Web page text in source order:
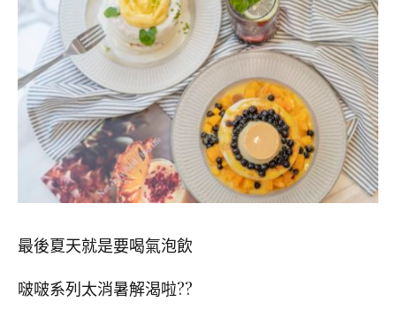
最後夏天就是要喝氣泡飲
啵啵系列太消暑解渴啦??